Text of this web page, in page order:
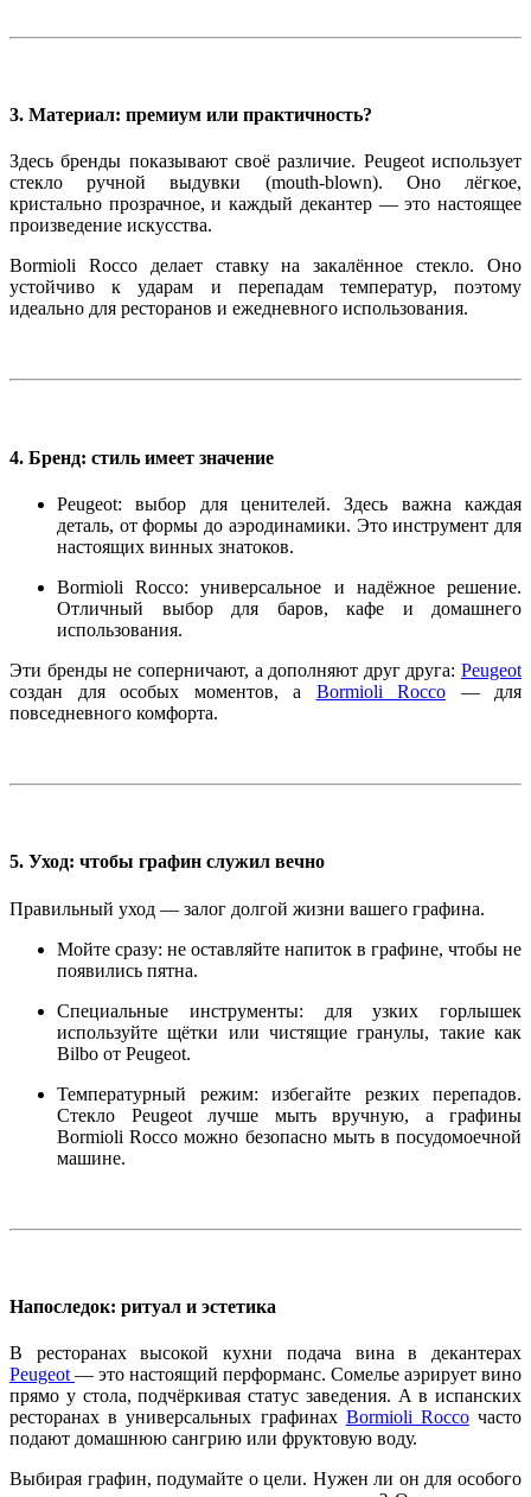
3. Материал: премиум или практичность?
Здесь бренды показывают своё различие. Peugeotиспользует
стеклоручной выдувки (mouth-blown). Оно лёгкое,
кристально прозрачное, и каждый декантер — это настоящее
произведение искусства.
Bormioli Roccoделает ставку назакалённое стекло. Оно
устойчиво к ударам и перепадам температур, поэтому
идеально для ресторанов и ежедневного использования.
4. Бренд: стиль имеет значение
Peugeot: выбор для ценителей. Здесь важна каждая
деталь, от формы до аэродинамики. Это инструмент для
настоящих винных знатоков.
Bormioli Rocco: универсальное и надёжное решение.
Отличный выбор для баров, кафе и домашнего
использования.
Эти бренды не соперничают, а дополняют друг друга: Peugeot
создан для особых моментов, а Bormioli Rocco — для
повседневного комфорта.
5. Уход: чтобы графин служил вечно
Правильный уход — залог долгой жизни вашего графина.
Мойте сразу: не оставляйте напиток в графине, чтобы не
появились пятна.
Специальные инструменты: для узких горлышек
используйте щётки или чистящие гранулы, такие как
Bilbo от Peugeot.
Температурный режим: избегайте резких перепадов.
Стекло Peugeot лучше мыть вручную, а графины
Bormioli Rocco можно безопасно мыть в посудомоечной
машине.
Напоследок: ритуал и эстетика
В ресторанах высокой кухни подача вина в декантерах
Peugeot — это настоящий перформанс. Сомелье аэрирует вино
прямо у стола, подчёркивая статус заведения. А в испанских
ресторанах в универсальных графинах Bormioli Roccoчасто
подают домашнюю сангрию или фруктовую воду.
Выбирая графин, подумайте о цели. Нужен ли он для особого